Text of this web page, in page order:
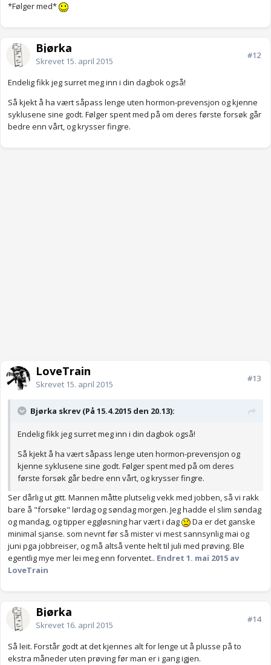
*Følger med*
Bjørka
Skrevet 15. april 2015
#12
Endelig fikk jeg surret meg inn i din dagbok også!
Så kjekt å ha vært såpass lenge uten hormon-prevensjon og kjenne
syklusene sine godt. Følger spent med på om deres første forsøk går
bedre enn vårt, og krysser fingre.
LoveTrain
Skrevet 15. april 2015
#13
Bjørka skrev (På 15.4.2015 den 20.13):
Endelig fikk jeg surret meg inn i din dagbok også!
Så kjekt å ha vært såpass lenge uten hormon-prevensjon og
kjenne syklusene sine godt. Følger spent med på om deres
første forsøk går bedre enn vårt, og krysser fingre.
Ser dårlig ut gitt. Mannen måtte plutselig vekk med jobben, så vi rakk
bare å "forsøke" lørdag og søndag morgen. Jeg hadde el slim søndag
og mandag, og tipper eggløsning har vært i dag
Da er det ganske
minimal sjanse. som nevnt før så mister vi mest sannsynlig mai og
juni pga jobbreiser, og må altså vente helt til juli med prøving. Ble
egentlig mye mer lei meg enn forventet.. Endret 1. mai 2015 av
LoveTrain
Bjørka
Skrevet 16. april 2015
#14
Så leit. Forstår godt at det kjennes alt for lenge ut å plusse på to
ekstra måneder uten prøving før man er i gang igjen.